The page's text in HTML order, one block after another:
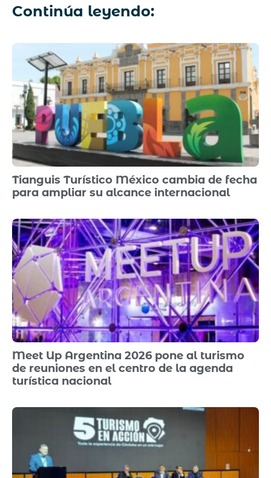
Continúa leyendo:
Tianguis Turístico México cambia de fecha
para ampliar su alcance internacional
Meet Up Argentina 2026 pone al turismo
de reuniones en el centro de la agenda
turística nacional